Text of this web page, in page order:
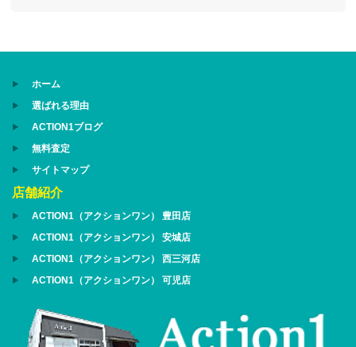
ホーム
選ばれる理由
ACTION1ブログ
無料査定
サイトマップ
店舗紹介
ACTION1（アクションワン） 豊田店
ACTION1（アクションワン） 安城店
ACTION1（アクションワン） 西三河店
ACTION1（アクションワン） 可児店